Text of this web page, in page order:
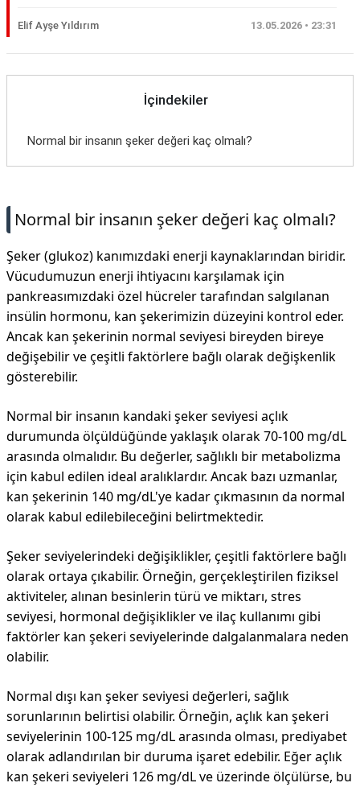
Elif Ayşe Yıldırım 13.05.2026 • 23:31
İçindekiler
Normal bir insanın şeker değeri kaç olmalı?
Normal bir insanın şeker değeri kaç olmalı?
Şeker (glukoz) kanımızdaki enerji kaynaklarından biridir.
Vücudumuzun enerji ihtiyacını karşılamak için
pankreasımızdaki özel hücreler tarafından salgılanan
insülin hormonu, kan şekerimizin düzeyini kontrol eder.
Ancak kan şekerinin normal seviyesi bireyden bireye
değişebilir ve çeşitli faktörlere bağlı olarak değişkenlik
gösterebilir.
Normal bir insanın kandaki şeker seviyesi açlık
durumunda ölçüldüğünde yaklaşık olarak 70-100 mg/dL
arasında olmalıdır. Bu değerler, sağlıklı bir metabolizma
için kabul edilen ideal aralıklardır. Ancak bazı uzmanlar,
kan şekerinin 140 mg/dL'ye kadar çıkmasının da normal
olarak kabul edilebileceğini belirtmektedir.
Şeker seviyelerindeki değişiklikler, çeşitli faktörlere bağlı
olarak ortaya çıkabilir. Örneğin, gerçekleştirilen fiziksel
aktiviteler, alınan besinlerin türü ve miktarı, stres
seviyesi, hormonal değişiklikler ve ilaç kullanımı gibi
faktörler kan şekeri seviyelerinde dalgalanmalara neden
olabilir.
Normal dışı kan şeker seviyesi değerleri, sağlık
sorunlarının belirtisi olabilir. Örneğin, açlık kan şekeri
seviyelerinin 100-125 mg/dL arasında olması, prediyabet
olarak adlandırılan bir duruma işaret edebilir. Eğer açlık
kan şekeri seviyeleri 126 mg/dL ve üzerinde ölçülürse, bu